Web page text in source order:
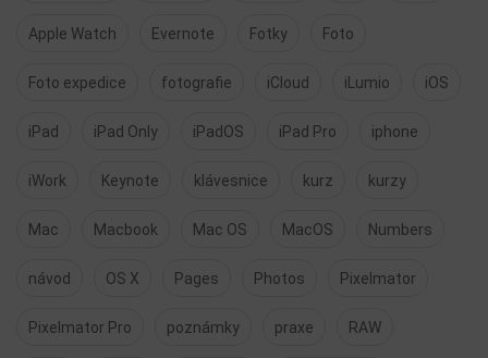
Apple Watch Evernote Fotky Foto
Foto expedice fotografie iCloud iLumio iOS
iPad iPad Only iPadOS iPad Pro iphone
iWork Keynote klávesnice kurz kurzy
Mac Macbook Mac OS MacOS Numbers
návod OS X Pages Photos Pixelmator
Pixelmator Pro poznámky praxe RAW